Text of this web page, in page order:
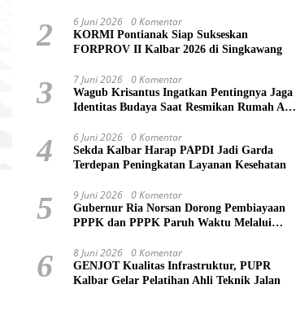
2 6 Juni 2026 0 Komentar
KORMI Pontianak Siap Sukseskan
FORPROV II Kalbar 2026 di Singkawang
3 7 Juni 2026 0 Komentar
Wagub Krisantus Ingatkan Pentingnya Jaga
Identitas Budaya Saat Resmikan Rumah Adat
4 6 Juni 2026 0 Komentar
Sekda Kalbar Harap PAPDI Jadi Garda
Terdepan Peningkatan Layanan Kesehatan
5 9 Juni 2026 0 Komentar
Gubernur Ria Norsan Dorong Pembiayaan
PPPK dan PPPK Paruh Waktu Melalui
6 8 Juni 2026 0 Komentar
GENJOT Kualitas Infrastruktur, PUPR
Kalbar Gelar Pelatihan Ahli Teknik Jalan